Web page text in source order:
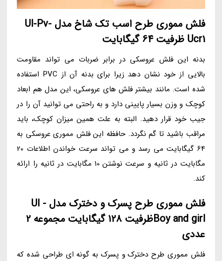
فلش مموری طرح اسب تک شاخ مدل Ul-Pv-
Ucr1 ظرفیت 64 گیگابایت
بدنه این فلش عروسکی در برابر ضربات می تواند مقاومت
بالایی از خود نشان دهد زیرا برای بدنه آن از PVC استفاده
شده است. مانند بیشتر فلش های عروسکی، این مدل هم ابعاد
کوچک و وزن بسیار پایینی دارد و به راحتی می توانید آن را در
جیب خود قرار دهید. البته به علت همین میزان کوچک، باید
مراقب باشید تا گم نگردد. حافظه این فلش مموری عروسکی به
64 گیگابایت می رسد و می تواند سرعت خواندن اطلاعات 20
مگابایت در ثانیه و سرعت نوشتن 10 مگابایت در ثانیه را ارائه
کند.
فلش مموری طرح پسرک و دخترک مدل Ul -
Boy and girlظرفیت 128 گیگابایت مجموعه 2
عددی
فلش مموری طرح دخترک و پسرک به گونه ای طراحی شده که